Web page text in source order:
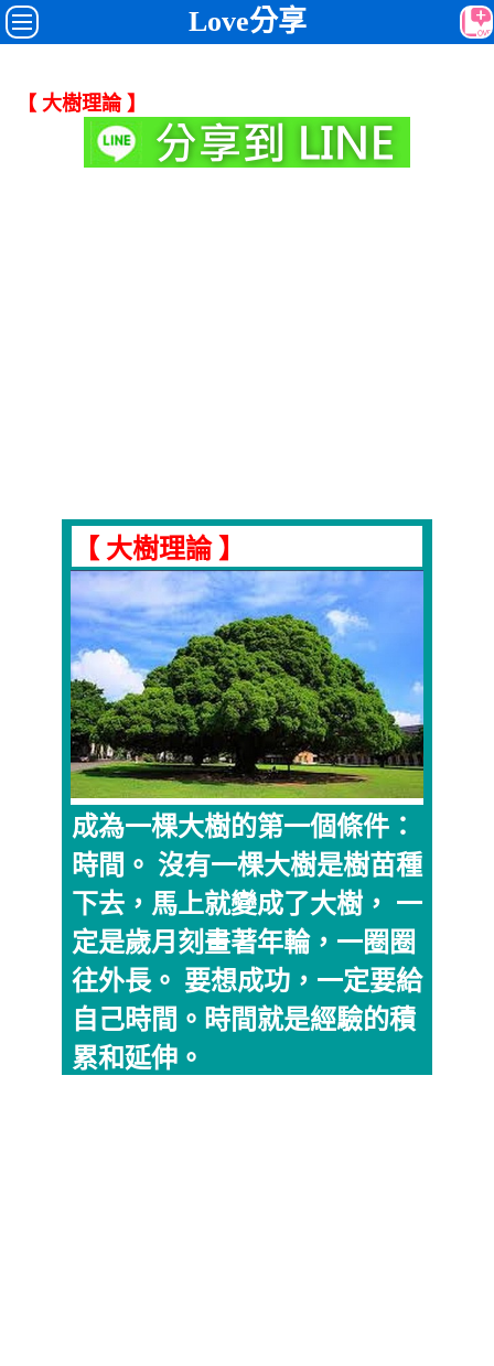
Love分享
【 大樹理論 】
【 大樹理論 】
成為一棵大樹的第一個條件：
時間。 沒有一棵大樹是樹苗種
下去，馬上就變成了大樹， 一
定是歲月刻畫著年輪，一圈圈
往外長。 要想成功，一定要給
自己時間。時間就是經驗的積
累和延伸。